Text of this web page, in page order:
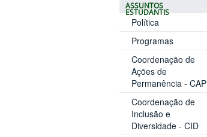
ASSUNTOS
ESTUDANTIS
Política
Programas
Coordenação de
Ações de
Permanência - CAP
Coordenação de
Inclusão e
Diversidade - CID